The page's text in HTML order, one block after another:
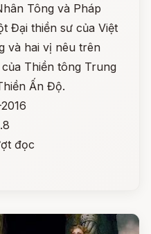
Tông và Pháp
Đại thiền sư của Việt
và hai vị nêu trên
Thiền tông Trung
Ấn Độ.
đọc